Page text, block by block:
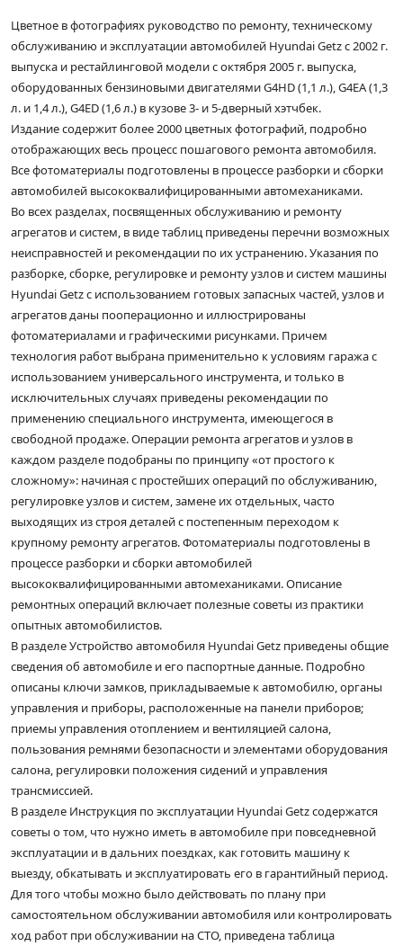
Цветное в фотографиях руководство по ремонту, техническому
обслуживанию и эксплуатации автомобилей Hyundai Getz с 2002 г.
выпуска и рестайлинговой модели с октября 2005 г. выпуска,
оборудованных бензиновыми двигателями G4HD (1,1 л.), G4EA (1,3
л. и 1,4 л.), G4ED (1,6 л.) в кузове 3- и 5-дверный хэтчбек.
Издание содержит более 2000 цветных фотографий, подробно
отображающих весь процесс пошагового ремонта автомобиля.
Все фотоматериалы подготовлены в процессе разборки и сборки
автомобилей высококвалифицированными автомеханиками.
Во всех разделах, посвященных обслуживанию и ремонту
агрегатов и систем, в виде таблиц приведены перечни возможных
неисправностей и рекомендации по их устранению. Указания по
разборке, сборке, регулировке и ремонту узлов и систем машины
Hyundai Getz с использованием готовых запасных частей, узлов и
агрегатов даны пооперационно и иллюстрированы
фотоматериалами и графическими рисунками. Причем
технология работ выбрана применительно к условиям гаража с
использованием универсального инструмента, и только в
исключительных случаях приведены рекомендации по
применению специального инструмента, имеющегося в
свободной продаже. Операции ремонта агрегатов и узлов в
каждом разделе подобраны по принципу «от простого к
сложному»: начиная с простейших операций по обслуживанию,
регулировке узлов и систем, замене их отдельных, часто
выходящих из строя деталей с постепенным переходом к
крупному ремонту агрегатов. Фотоматериалы подготовлены в
процессе разборки и сборки автомобилей
высококвалифицированными автомеханиками. Описание
ремонтных операций включает полезные советы из практики
опытных автомобилистов.
В разделе Устройство автомобиля Hyundai Getz приведены общие
сведения об автомобиле и его паспортные данные. Подробно
описаны ключи замков, прикладываемые к автомобилю, органы
управления и приборы, расположенные на панели приборов;
приемы управления отоплением и вентиляцией салона,
пользования ремнями безопасности и элементами оборудования
салона, регулировки положения сидений и управления
трансмиссией.
В разделе Инструкция по эксплуатации Hyundai Getz содержатся
советы о том, что нужно иметь в автомобиле при повседневной
эксплуатации и в дальних поездках, как готовить машину к
выезду, обкатывать и эксплуатировать его в гарантийный период.
Для того чтобы можно было действовать по плану при
самостоятельном обслуживании автомобиля или контролировать
ход работ при обслуживании на СТО, приведена таблица